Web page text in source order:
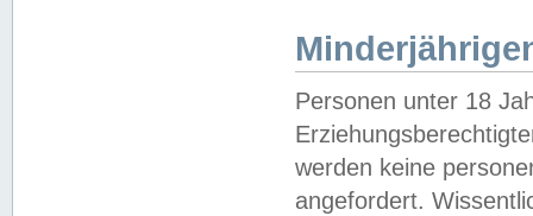
Personen unter 18
werden keine
angefordert.